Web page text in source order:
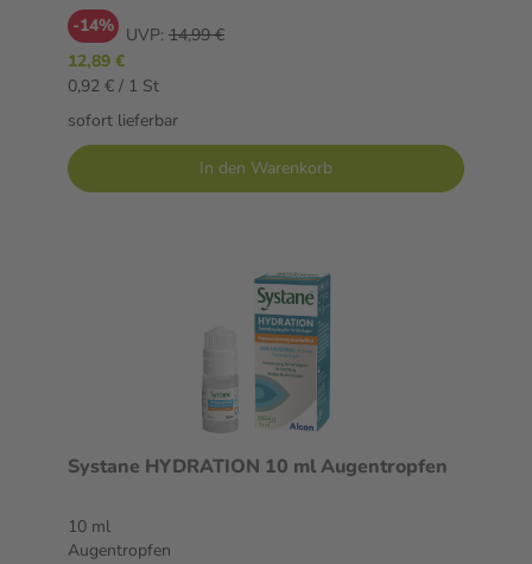
-14% UVP: 14,99 €
12,89 €
0,92 € / 1 St
sofort lieferbar
In den Warenkorb
Systane HYDRATION 10 ml Augentropfen
10 ml
Augentropfen